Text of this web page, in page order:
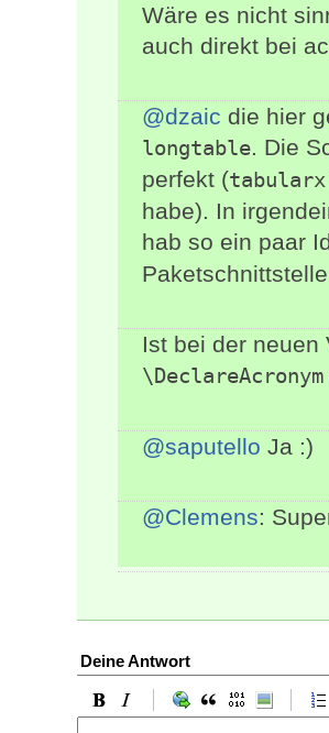
Wäre es nicht
auch direkt bei
@dzaic die hier
longtable. Die
perfekt (tabularx
habe). In
hab so ein paar
Ist bei der neuen
\DeclareAcronym
@saputello Ja :)
@Clemens:
Deine Antwort